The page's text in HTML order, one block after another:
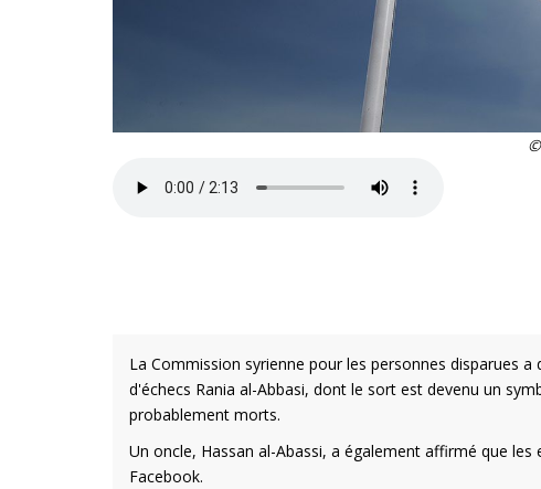
La Commission syrienne pour les personnes disparues
d'échecs Rania al-Abbasi, dont le sort est devenu un
probablement morts.
Un oncle, Hassan al-Abassi, a également affirmé que
Facebook.